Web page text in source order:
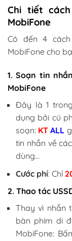
Chi tiết
MobiFone
Có đến 4
MobiFone cho
1. Soạn tin
MobiFone
Đây là 1
dụng bởi cú
soạn: KTALL
tin nhắn về
dùng…
Cước phí: Chỉ
2. Thao tác
Thay vì nhắn
bàn phím di
MobiFone: